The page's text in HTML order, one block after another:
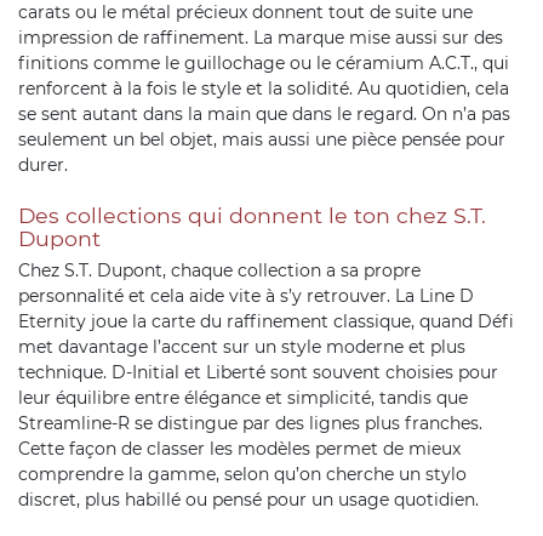
carats ou le métal précieux donnent tout de suite une
impression de raffinement. La marque mise aussi sur des
finitions comme le guillochage ou le céramium A.C.T., qui
renforcent à la fois le style et la solidité. Au quotidien, cela
se sent autant dans la main que dans le regard. On n’a pas
seulement un bel objet, mais aussi une pièce pensée pour
durer.
Des collections qui donnent le ton chez S.T.
Dupont
Chez S.T. Dupont, chaque collection a sa propre
personnalité et cela aide vite à s’y retrouver. La Line D
Eternity joue la carte du raffinement classique, quand Défi
met davantage l’accent sur un style moderne et plus
technique. D-Initial et Liberté sont souvent choisies pour
leur équilibre entre élégance et simplicité, tandis que
Streamline-R se distingue par des lignes plus franches.
Cette façon de classer les modèles permet de mieux
comprendre la gamme, selon qu’on cherche un stylo
discret, plus habillé ou pensé pour un usage quotidien.